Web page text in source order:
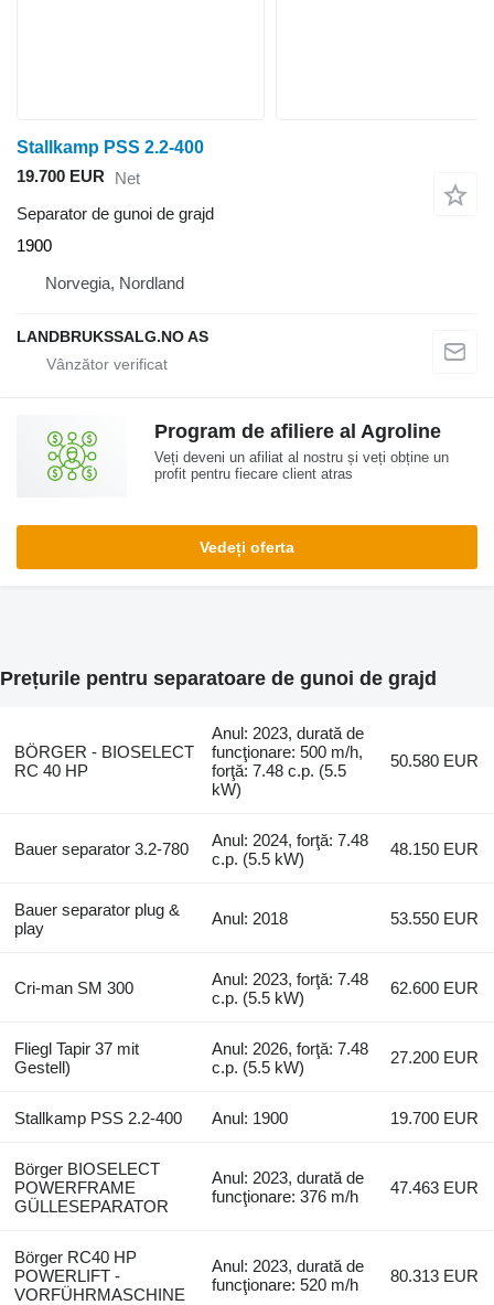
Stallkamp PSS 2.2-400
19.700 EUR
Net
Separator de gunoi de grajd
1900
Norvegia, Nordland
LANDBRUKSSALG.NO AS
Program de afiliere al Agroline
Veți deveni un afiliat al nostru și veți obține un
profit pentru fiecare client atras
Vedeți oferta
Prețurile pentru separatoare de gunoi de grajd
BÖRGER - BIOSELECT
RC 40 HP
Anul: 2023, durată de
funcţionare: 500 m/h,
forţă: 7.48 c.p. (5.5
kW)
50.580 EUR
Bauer separator 3.2-780
Anul: 2024, forţă: 7.48
c.p. (5.5 kW)
48.150 EUR
Bauer separator plug &
play
Anul: 2018 53.550 EUR
Cri-man SM 300
Anul: 2023, forţă: 7.48
c.p. (5.5 kW)
62.600 EUR
Fliegl Tapir 37 mit
Gestell)
Anul: 2026, forţă: 7.48
c.p. (5.5 kW)
27.200 EUR
Stallkamp PSS 2.2-400 Anul: 1900 19.700 EUR
Börger BIOSELECT
POWERFRAME
GÜLLESEPARATOR
Anul: 2023, durată de
funcţionare: 376 m/h
47.463 EUR
Börger RC40 HP
POWERLIFT -
VORFÜHRMASCHINE
Anul: 2023, durată de
funcţionare: 520 m/h
80.313 EUR